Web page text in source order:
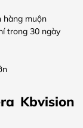
hàng muộn
trong 30 ngày
Kbvision